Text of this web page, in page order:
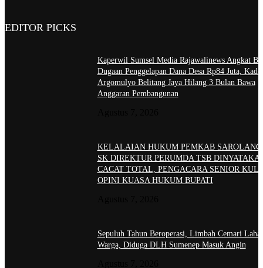
EDITOR PICKS
Kaperwil Sumsel Media Rajawalinews Angkat
Dugaan Penggelapan Dana Desa Rp84 Juta,
Argomulyo Belitang Jaya Hilang 3 Bulan Bawa
Anggaran Pembangunan
KELALAIAN HUKUM PEMKAB
SK DIREKTUR PERUMDA TSB
CACAT TOTAL, PENGACARA SENIOR
OPINI KUASA HUKUM BUPATI
Sepuluh Tahun Beroperasi, Limbah Cemari
Warga, Diduga DLH Sumenep Masuk Angin